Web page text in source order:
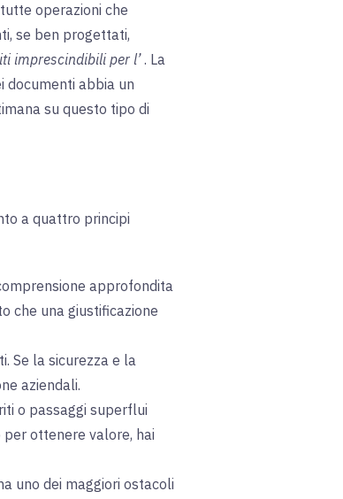
operazioni che
se ben progettati,
imprescindibili per l’ . La
documenti abbia un
su questo tipo di
a quattro principi
approfondita
che una giustificazione
Se la sicurezza e la
aziendali.
o passaggi superflui
ottenere valore, hai
uno dei maggiori ostacoli